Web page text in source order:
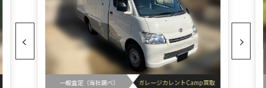
一般査定（当社調べ） ガレージカレントCamp買取